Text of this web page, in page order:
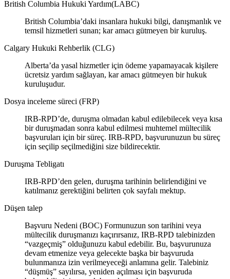
British Columbia Hukuki Yardım(LABC)
British Columbia’daki insanlara hukuki bilgi, danışmanlık ve
temsil hizmetleri sunan; kar amacı gütmeyen bir kuruluş.
Calgary Hukuki Rehberlik (CLG)
Alberta’da yasal hizmetler için ödeme yapamayacak kişilere
ücretsiz yardım sağlayan, kar amacı gütmeyen bir hukuk
kuruluşudur.
Dosya inceleme süreci (FRP)
IRB-RPD’de, duruşma olmadan kabul edilebilecek veya kısa
bir duruşmadan sonra kabul edilmesi muhtemel mültecilik
başvuruları için bir süreç. IRB-RPD, başvurunuzun bu süreç
için seçilip seçilmediğini size bildirecektir.
Duruşma Tebligatı
IRB-RPD’den gelen, duruşma tarihinin belirlendiğini ve
katılmanız gerektiğini belirten çok sayfalı mektup.
Düşen talep
Başvuru Nedeni (BOC) Formunuzun son tarihini veya
mültecilik duruşmanızı kaçırırsanız, IRB-RPD talebinizden
“vazgeçmiş” olduğunuzu kabul edebilir. Bu, başvurunuza
devam etmenize veya gelecekte başka bir başvuruda
bulunmanıza izin verilmeyeceği anlamına gelir. Talebiniz
“düşmüş” sayılırsa, yeniden açılması için başvuruda